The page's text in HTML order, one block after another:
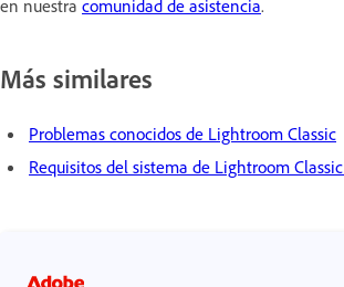
en nuestra comunidad de asistencia.
Más similares
Problemas conocidos de Lightroom Classic
Requisitos del sistema de Lightroom Classic